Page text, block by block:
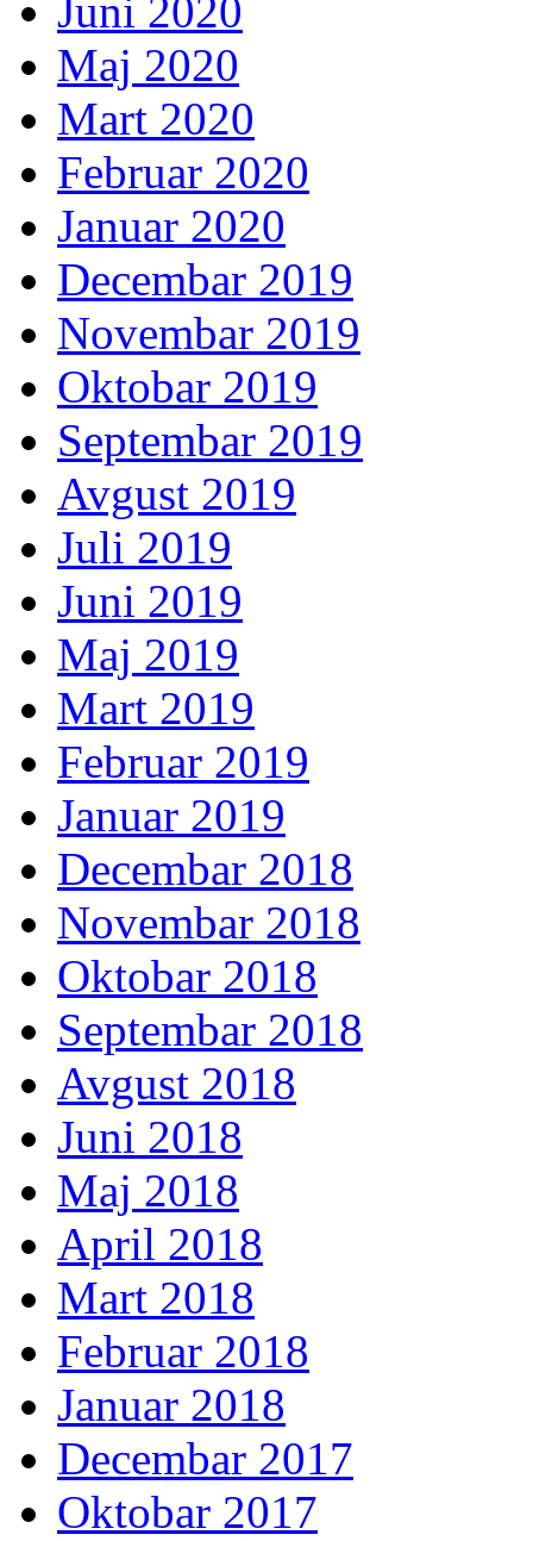
Juni 2020
Maj 2020
Mart 2020
Februar 2020
Januar 2020
Decembar 2019
Novembar 2019
Oktobar 2019
Septembar 2019
Avgust 2019
Juli 2019
Juni 2019
Maj 2019
Mart 2019
Februar 2019
Januar 2019
Decembar 2018
Novembar 2018
Oktobar 2018
Septembar 2018
Avgust 2018
Juni 2018
Maj 2018
April 2018
Mart 2018
Februar 2018
Januar 2018
Decembar 2017
Oktobar 2017